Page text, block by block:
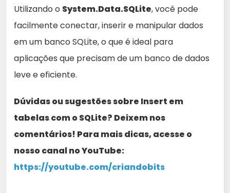
Utilizando o System.Data.SQLite, você pode
facilmente conectar, inserir e manipular dados
em um banco SQLite, o que é ideal para
aplicações que precisam de um banco de dados
leve e eficiente.
Dúvidas ou sugestões sobre Insert em
tabelas com o SQLite? Deixem nos
comentários! Para mais dicas, acesse o
nosso canal no YouTube:
https://youtube.com/criandobits